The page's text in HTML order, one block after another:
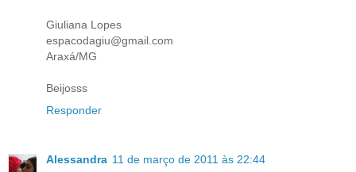
Giuliana Lopes
espacodagiu@gmail.com
Araxá/MG
Beijosss
Responder
Alessandra 11 de março de 2011 às 22:44